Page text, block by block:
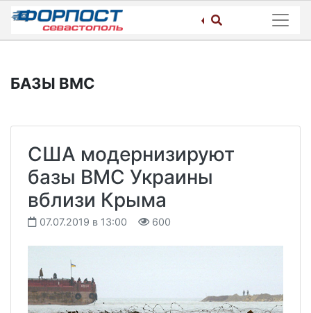
Skip
content
БАЗЫ ВМС
США модернизируют
базы ВМС Украины
вблизи Крыма
07.07.2019 в 13:00 600